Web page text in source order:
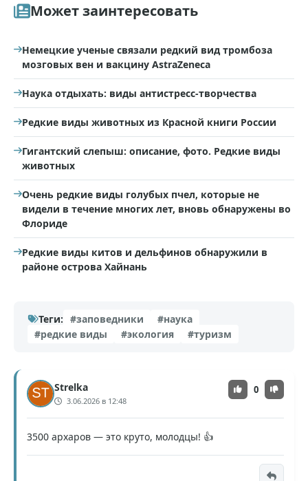
Может заинтересовать
Немецкие ученые связали редкий вид тромбоза
мозговых вен и вакцину AstraZeneca
Наука отдыхать: виды антистресс-творчества
Редкие виды животных из Красной книги России
Гигантский слепыш: описание, фото. Редкие виды
животных
Очень редкие виды голубых пчел, которые не
видели в течение многих лет, вновь обнаружены во
Флориде
Редкие виды китов и дельфинов обнаружили в
районе острова Хайнань
Теги: #заповедники
#наука
#редкие виды
#экология #туризм
Strelka
3.06.2026 в 12:48
0
3500 архаров — это круто, молодцы! 👍